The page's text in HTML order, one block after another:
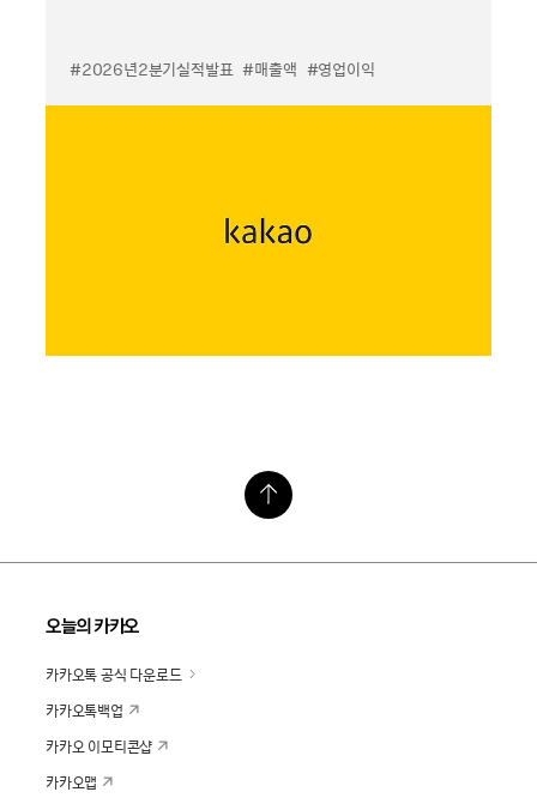
#2026년2분기실적발표 #매출액 #영업이익
오늘의 카카오
카카오톡 공식 다운로드
카카오톡백업
카카오 이모티콘샵
카카오맵